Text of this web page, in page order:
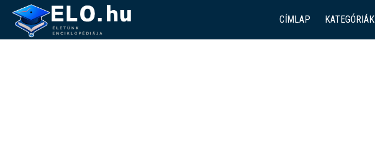
CÍMLAP KATEGÓRIÁK